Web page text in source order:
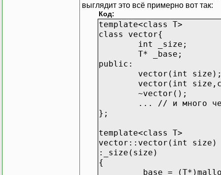
выглядит это всё примерно вот так:
Код:
template<class T>
class vector{
int _size;
T* _base;
public:
vector(int
vector(int
~vector();
... // и много
};
template<class T>
vector::vector(int size)
:_size(size)
{
_base =